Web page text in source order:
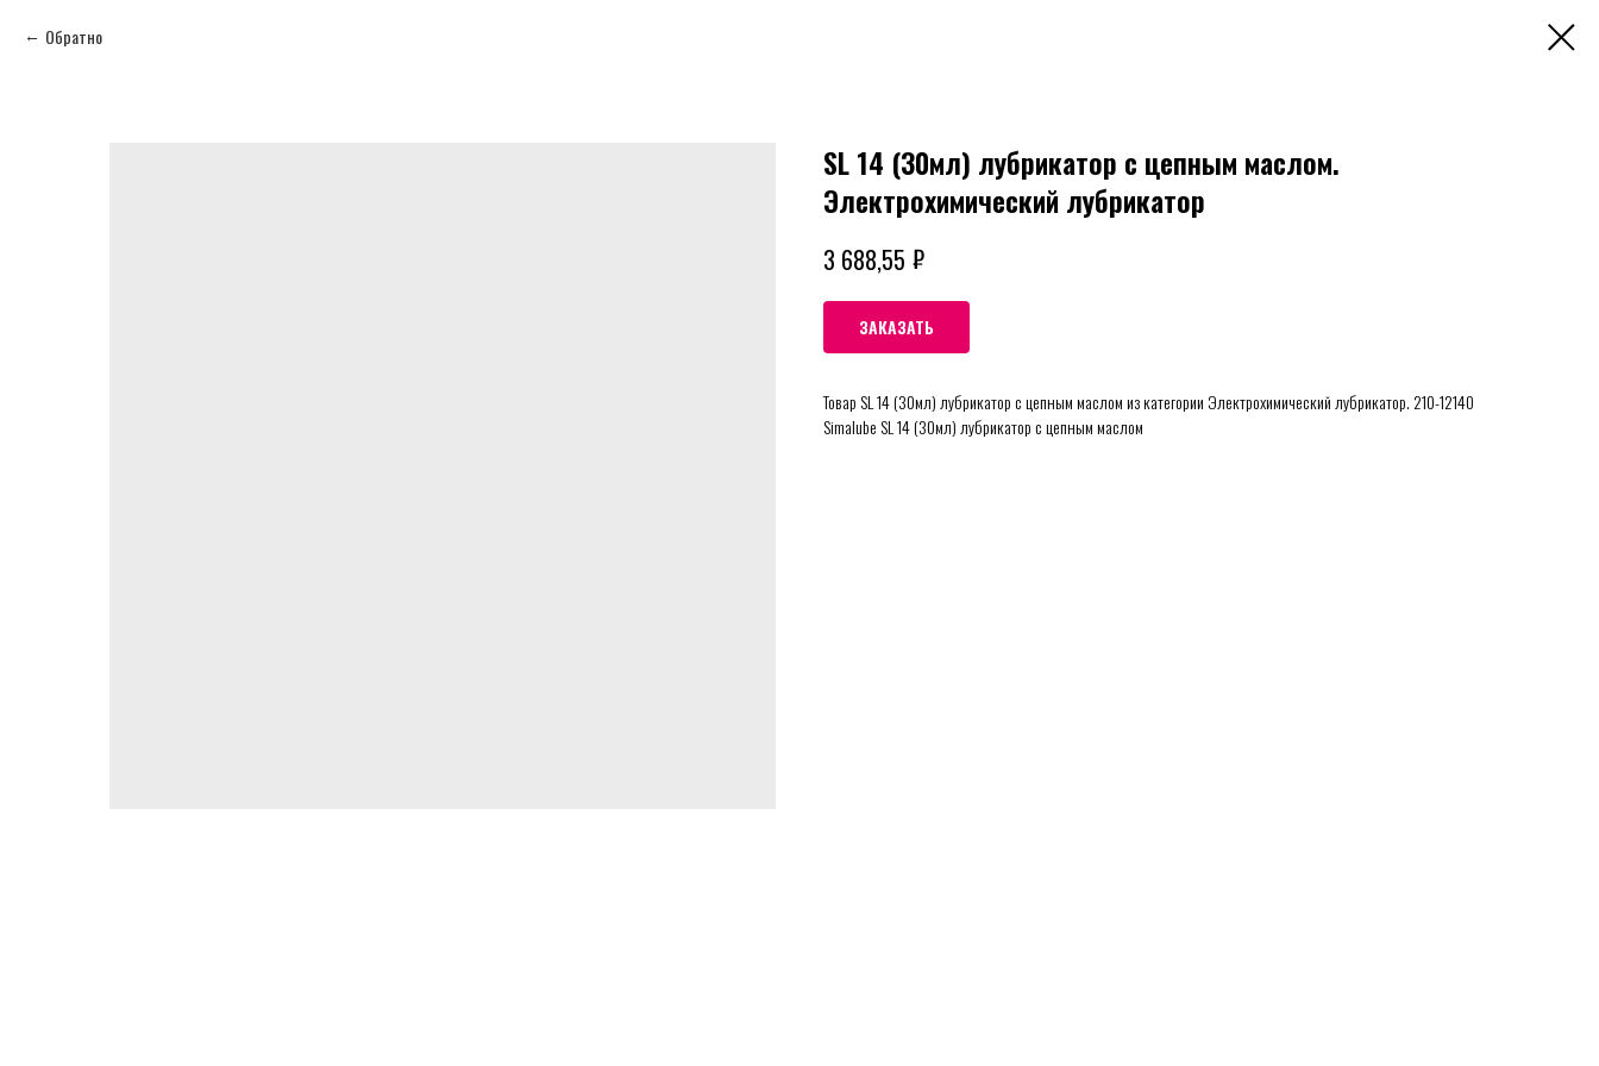
Обратно
SL 14 (30мл) лубрикатор с цепным маслом.
Электрохимический лубрикатор
3 688,55 ₽
ЗАКАЗАТЬ
Товар SL 14 (30мл) лубрикатор с цепным маслом из категории Электрохимический лубрикатор. 210-12140
Simalube SL 14 (30мл) лубрикатор с цепным маслом